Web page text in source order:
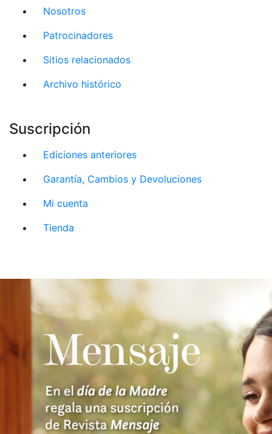
Nosotros
Patrocinadores
Sitios relacionados
Archivo histórico
Suscripción
Ediciones anteriores
Garantía, Cambios y Devoluciones
Mi cuenta
Tienda